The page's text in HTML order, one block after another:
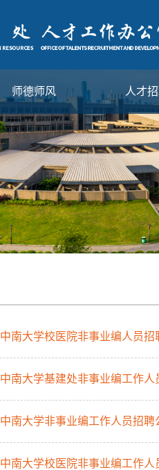
师德师风 人才
中南大学校医院非事业编人员
中南大学基建处非事业编工作人
中南大学非事业编工作人员招聘
中南大学校医院非事业编工作人